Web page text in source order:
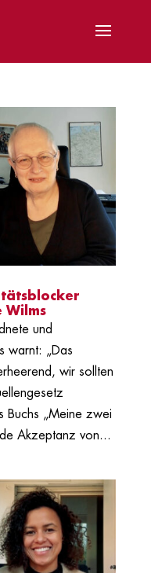
Wilms
und
warnt: „Das
wir sollten
Buchs „Meine zwei
Akzeptanz von...